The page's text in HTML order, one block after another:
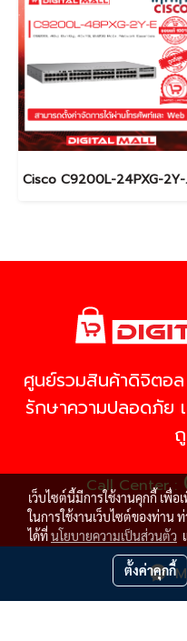
Cisco
ศูนย์รวมสินค้าดิจิตอ
รักษาความปลอดภัย
Call Center :
เว็บไซต์นี้มีการใช้งานคุกกี้ เพื่
ในการใช้งานเว็บไซต์ของท่าน
ได้ที่นโยบายความเป็นส่วนตัว
ตั้งค่าคุกกี้